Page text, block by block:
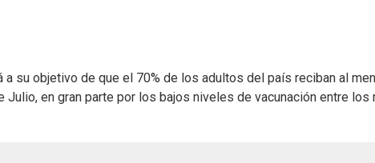
a su objetivo de que el 70% de los adultos del país reciban al
Julio, en gran parte por los bajos niveles de vacunación entre los